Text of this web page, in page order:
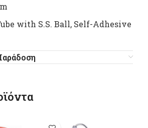
with S.S. Ball, Self-Adhesive